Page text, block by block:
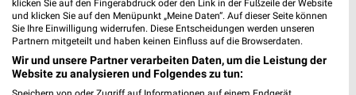
✔Folge deinem Lieblingshändler
✔Push-Benachrichtigungen bei neuen Prospekten
✔Einkaufsliste - Einkauf stressfrei planen
JETZT LADEN UND SPAREN!
klicken Sie auf den Fingerabdruck oder den Link in der Fußzeile der Website
und klicken Sie auf den Menüpunkt „Meine Daten“. Auf dieser Seite können
Sie Ihre Einwilligung widerrufen. Diese Entscheidungen werden unseren
Partnern mitgeteilt und haben keinen Einfluss auf die Browserdaten.
Wir und unsere Partner verarbeiten Daten, um die Leistung der
Website zu analysieren und Folgendes zu tun: